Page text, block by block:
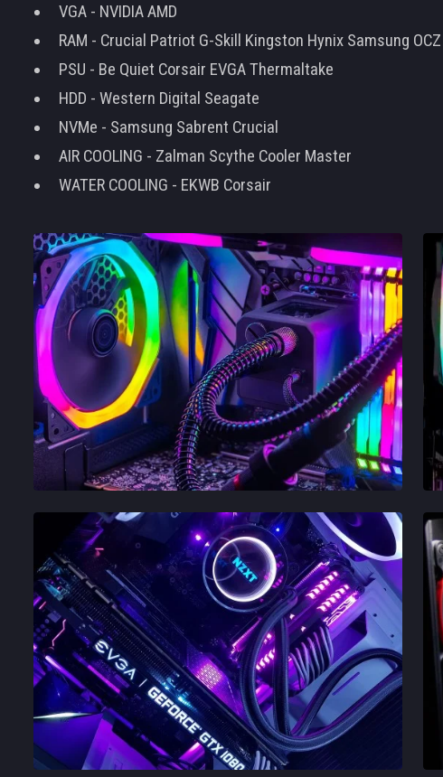
VGA - NVIDIA AMD
RAM - Crucial Patriot G-Skill Kingston Hynix Samsung OCZ
PSU - Be Quiet Corsair EVGA Thermaltake
HDD - Western Digital Seagate
NVMe - Samsung Sabrent Crucial
AIR COOLING - Zalman Scythe Cooler Master
WATER COOLING - EKWB Corsair